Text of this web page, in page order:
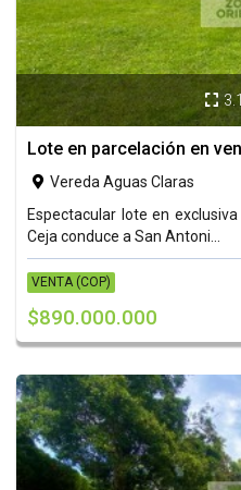

Lote en parcelación en
 Vereda Aguas Claras
Espectacular lote en
Ceja conduce a San Antoni...
VENTA (COP)
$890.000.000